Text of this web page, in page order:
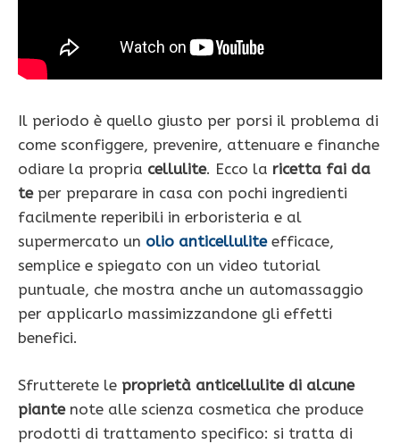
Il periodo è quello giusto per porsi il problema di
come sconfiggere, prevenire, attenuare e finanche
odiare la propria cellulite. Ecco la ricetta fai da
teper preparare in casa con pochi ingredienti
facilmente reperibili in erboristeria e al
supermercato un olio anticelluliteefficace,
semplice e spiegato con un video tutorial
puntuale, che mostra anche un automassaggio
per applicarlo massimizzandone gli effetti
benefici.
Sfrutterete le proprietà anticellulite di alcune
piantenote alle scienza cosmetica che produce
prodotti di trattamento specifico: si tratta di